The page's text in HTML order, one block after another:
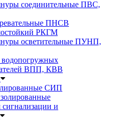
соединительные ПВС,
ПНСВ
РКГМ
осветительные ПУНП,
водопогружных
ВПП, КВВ
СИП
и